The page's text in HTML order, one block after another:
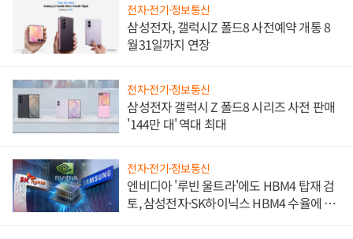
전자·전기·정보통신
삼성전자, 갤럭시Z 폴드8 사전예약 개통 8
월31일까지 연장
전자·전기·정보통신
삼성전자 갤럭시 Z 폴드8 시리즈 사전 판매
'144만 대' 역대 최대
전자·전기·정보통신
엔비디아 '루빈 울트라'에도 HBM4 탑재 검
토, 삼성전자·SK하이닉스 HBM4 수율에 주